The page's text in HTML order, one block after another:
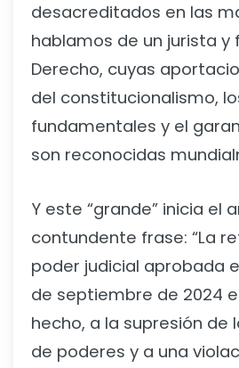
desacreditados en las
hablamos de un jurista y
Derecho, cuyas
del constitucionalismo,
fundamentales y el
son reconocidas
Y este “grande” inicia el
contundente frase: “La
poder judicial aprobada
de septiembre de 2024
hecho, a la supresión de
de poderes y a una